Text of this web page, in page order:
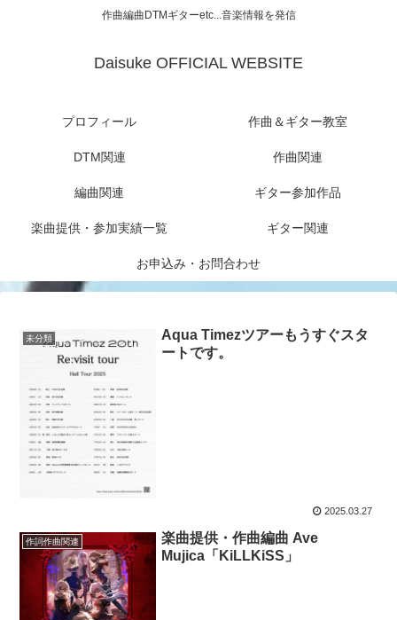
作曲編曲DTMギターetc...音楽情報を発信
Daisuke OFFICIAL WEBSITE
プロフィール 作曲＆ギター教室
DTM関連 作曲関連
編曲関連 ギター参加作品
楽曲提供・参加実績一覧 ギター関連
お申込み・お問合わせ
未分類
Aqua Timezツアーもうすぐスタ
ートです。
2025.03.27
作詞作曲関連
楽曲提供・作曲編曲 Ave
Mujica「KiLLKiSS」